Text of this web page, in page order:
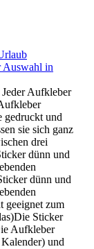
Auswahl in
Aufkleber
und
sie sich ganz
drei
dünn und
dünn und
zum
Sticker